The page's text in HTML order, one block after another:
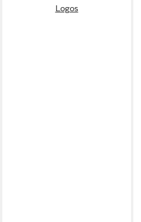
Logos